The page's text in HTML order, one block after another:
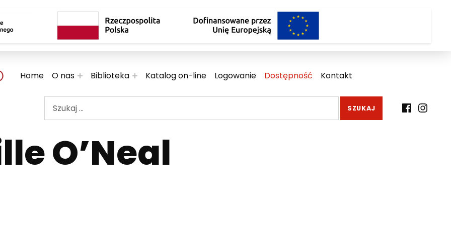
KULTURALNE EKSPLORACJE
Home O nas Biblioteka Katalog on-line Logowanie Dostępność Kontakt
Facebook
O’Neal